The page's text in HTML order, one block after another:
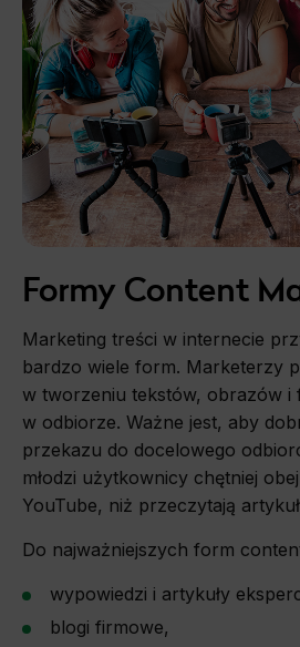
Formy Content
Marketing treści w internecie
bardzo wiele form. Marketerzy
w tworzeniu tekstów, obrazów i
w odbiorze. Ważne jest, aby
przekazu do docelowego
młodzi użytkownicy chętniej
YouTube, niż przeczytają
Do najważniejszych form
wypowiedzi i artykuły
blogi firmowe,